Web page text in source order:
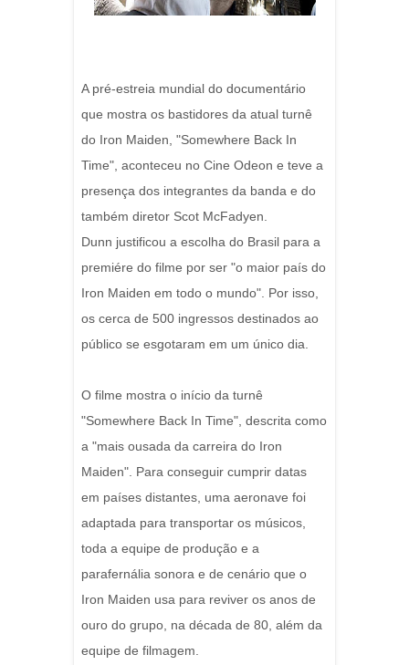
A pré-estreia mundial do documentário
que mostra os bastidores da atual turnê
do Iron Maiden, "Somewhere Back In
Time", aconteceu no Cine Odeon e teve a
presença dos integrantes da banda e do
também diretor Scot McFadyen.
Dunn justificou a escolha do Brasil para a
premiére do filme por ser "o maior país do
Iron Maiden em todo o mundo". Por isso,
os cerca de 500 ingressos destinados ao
público se esgotaram em um único dia.
O filme mostra o início da turnê
"Somewhere Back In Time", descrita como
a "mais ousada da carreira do Iron
Maiden". Para conseguir cumprir datas
em países distantes, uma aeronave foi
adaptada para transportar os músicos,
toda a equipe de produção e a
parafernália sonora e de cenário que o
Iron Maiden usa para reviver os anos de
ouro do grupo, na década de 80, além da
equipe de filmagem.